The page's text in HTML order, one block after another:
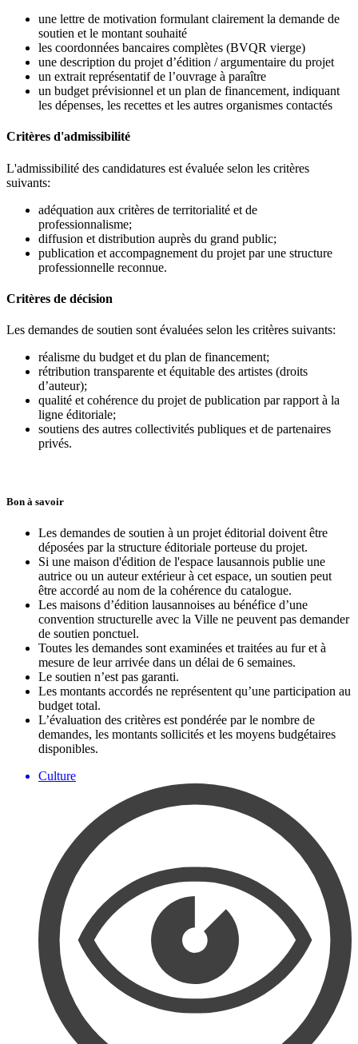
une lettre de motivation formulant clairement la demande de
soutien et le montant souhaité
les coordonnées bancaires complètes (BVQR vierge)
une description du projet d’édition / argumentaire du projet
un extrait représentatif de l’ouvrage à paraître
un budget prévisionnel et un plan de financement, indiquant
les dépenses, les recettes et les autres organismes contactés
Critères d'admissibilité
L'admissibilité des candidatures est évaluée selon les critères
suivants:
adéquation aux critères de territorialité et de
professionnalisme;
diffusion et distribution auprès du grand public;
publication et accompagnement du projet par une structure
professionnelle reconnue.
Critères de décision
Les demandes de soutien sont évaluées selon les critères suivants:
réalisme du budget et du plan de financement;
rétribution transparente et équitable des artistes (droits
d’auteur);
qualité et cohérence du projet de publication par rapport à la
ligne éditoriale;
soutiens des autres collectivités publiques et de partenaires
privés.
Bon à savoir
Les demandes de soutien à un projet éditorial doivent être
déposées par la structure éditoriale porteuse du projet.
Si une maison d'édition de l'espace lausannois publie une
autrice ou un auteur extérieur à cet espace, un soutien peut
être accordé au nom de la cohérence du catalogue.
Les maisons d’édition lausannoises au bénéfice d’une
convention structurelle avec la Ville ne peuvent pas demander
de soutien ponctuel.
Toutes les demandes sont examinées et traitées au fur et à
mesure de leur arrivée dans un délai de 6 semaines.
Le soutien n’est pas garanti.
Les montants accordés ne représentent qu’une participation au
budget total.
L’évaluation des critères est pondérée par le nombre de
demandes, les montants sollicités et les moyens budgétaires
disponibles.
Culture